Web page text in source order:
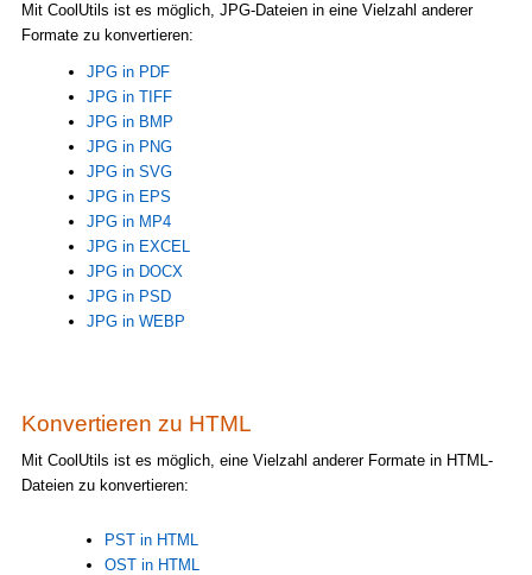
Mit CoolUtils ist es möglich, JPG-Dateien in eine Vielzahl anderer
Formate zu konvertieren:
JPG in PDF
JPG in TIFF
JPG in BMP
JPG in PNG
JPG in SVG
JPG in EPS
JPG in MP4
JPG in EXCEL
JPG in DOCX
JPG in PSD
JPG in WEBP
Konvertieren zu HTML
Mit CoolUtils ist es möglich, eine Vielzahl anderer Formate in HTML-
Dateien zu konvertieren:
PST in HTML
OST in HTML